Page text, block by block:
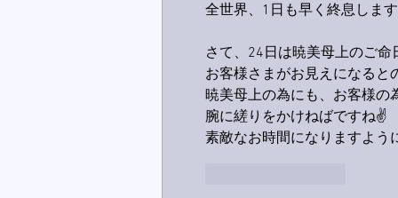
全世界、1日も早く終息しま
さて、24日は暁美母上のご命
お客様さまがお見えになると
暁美母上の為にも、お客様の
腕に縒りをかけねばですね✌️
素敵なお時間になりますよう